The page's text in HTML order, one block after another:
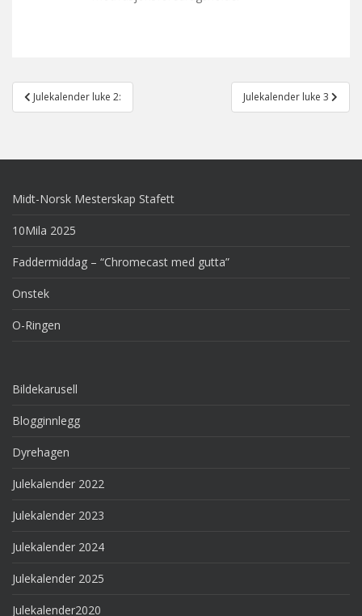
Post
navigation
Julekalender luke 2: Julekalender luke 3
Midt-Norsk Mesterskap Stafett
10Mila 2025
Faddermiddag – “Chromecast med gutta”
Onstek
O-Ringen
Bildekarusell
Blogginnlegg
Dyrehagen
Julekalender 2022
Julekalender 2023
Julekalender 2024
Julekalender 2025
Julekalender2020